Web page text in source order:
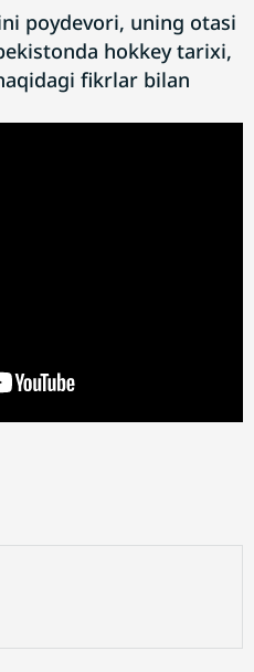
poydevori, uning otasi
hokkey tarixi,
fikrlar bilan